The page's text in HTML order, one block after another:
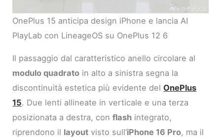
OnePlus 15 anticipa design iPhone e lancia AI
PlayLab con LineageOS su OnePlus 12 6
Il passaggio dal caratteristico anello circolare al
modulo quadrato in alto a sinistra segna la
discontinuità estetica più evidente del OnePlus
15. Due lenti allineate in verticale e una terza
posizionata a destra, conflash integrato,
riprendono il layout visto sull’iPhone 16 Pro, ma il